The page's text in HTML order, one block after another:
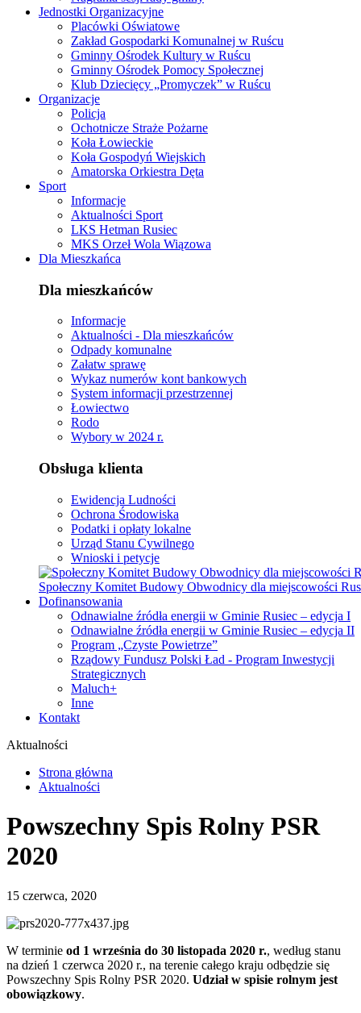
Jednostki Organizacyjne
Placówki Oświatowe
Zakład Gospodarki Komunalnej w Ruścu
Gminny Ośrodek Kultury w Ruścu
Gminny Ośrodek Pomocy Społecznej
Klub Dziecięcy „Promyczek” w Ruścu
Organizacje
Policja
Ochotnicze Straże Pożarne
Koła Łowieckie
Koła Gospodyń Wiejskich
Amatorska Orkiestra Dęta
Sport
Informacje
Aktualności Sport
LKS Hetman Rusiec
MKS Orzeł Wola Wiązowa
Dla Mieszkańca
Dla mieszkańców
Informacje
Aktualności - Dla mieszkańców
Odpady komunalne
Załatw sprawę
Wykaz numerów kont bankowych
System informacji przestrzennej
Łowiectwo
Rodo
Wybory w 2024 r.
Obsługa klienta
Ewidencja Ludności
Ochrona Środowiska
Podatki i opłaty lokalne
Urząd Stanu Cywilnego
Wnioski i petycje
Społeczny Komitet Budowy Obwodnicy dla miejscowości
Dofinansowania
Odnawialne źródła energii w Gminie Rusiec – edycja I
Odnawialne źródła energii w Gminie Rusiec – edycja II
Program „Czyste Powietrze”
Rządowy Fundusz Polski Ład - Program Inwestycji
Strategicznych
Maluch+
Inne
Kontakt
Aktualności
Strona główna
Aktualności
Powszechny Spis Rolny PSR
2020
15 czerwca, 2020
W terminie od 1 września do 30 listopada 2020 r., według stanu
na dzień 1 czerwca 2020 r., na terenie całego kraju odbędzie się
Powszechny Spis Rolny PSR 2020. Udział w spisie rolnym jest
obowiązkowy.